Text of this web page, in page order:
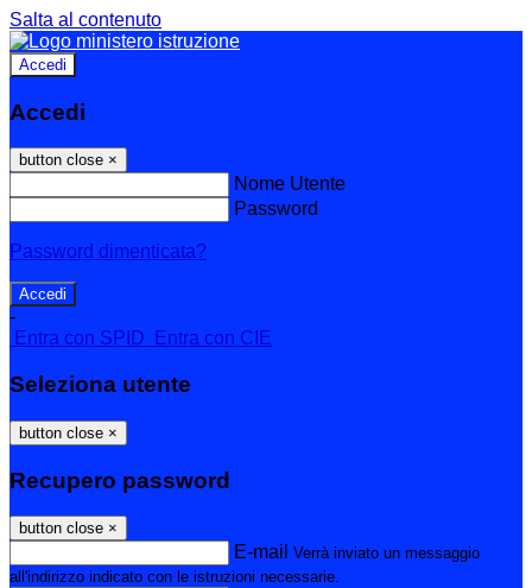
Salta al contenuto
Accedi
Accedi
button close ×
Nome Utente
Password
Password dimenticata?
-
Entra con SPID
Entra con CIE
Seleziona utente
button close ×
Recupero password
button close ×
E-mail Verrà inviato un messaggio
all'indirizzo indicato con le istruzioni necessarie.